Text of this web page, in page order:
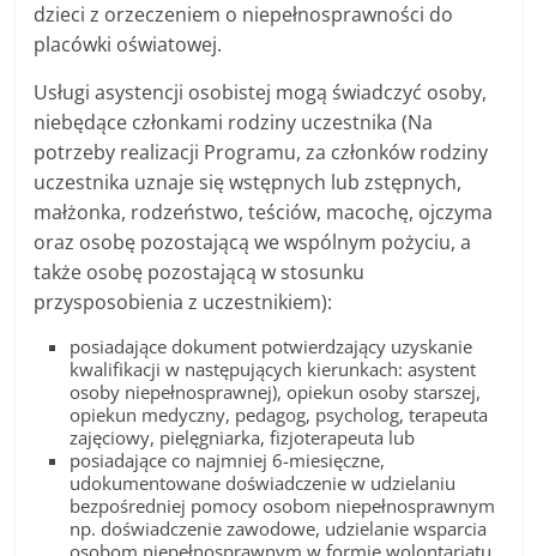
dzieci z orzeczeniem o niepełnosprawności do
placówki oświatowej.
Usługi asystencji osobistej mogą świadczyć osoby,
niebędące członkami rodziny uczestnika (Na
potrzeby realizacji Programu, za członków rodziny
uczestnika uznaje się wstępnych lub zstępnych,
małżonka, rodzeństwo, teściów, macochę, ojczyma
oraz osobę pozostającą we wspólnym pożyciu, a
także osobę pozostającą w stosunku
przysposobienia z uczestnikiem):
posiadające dokument potwierdzający uzyskanie
kwalifikacji w następujących kierunkach: asystent
osoby niepełnosprawnej), opiekun osoby starszej,
opiekun medyczny, pedagog, psycholog, terapeuta
zajęciowy, pielęgniarka, fizjoterapeuta lub
posiadające co najmniej 6-miesięczne,
udokumentowane doświadczenie w udzielaniu
bezpośredniej pomocy osobom niepełnosprawnym
np. doświadczenie zawodowe, udzielanie wsparcia